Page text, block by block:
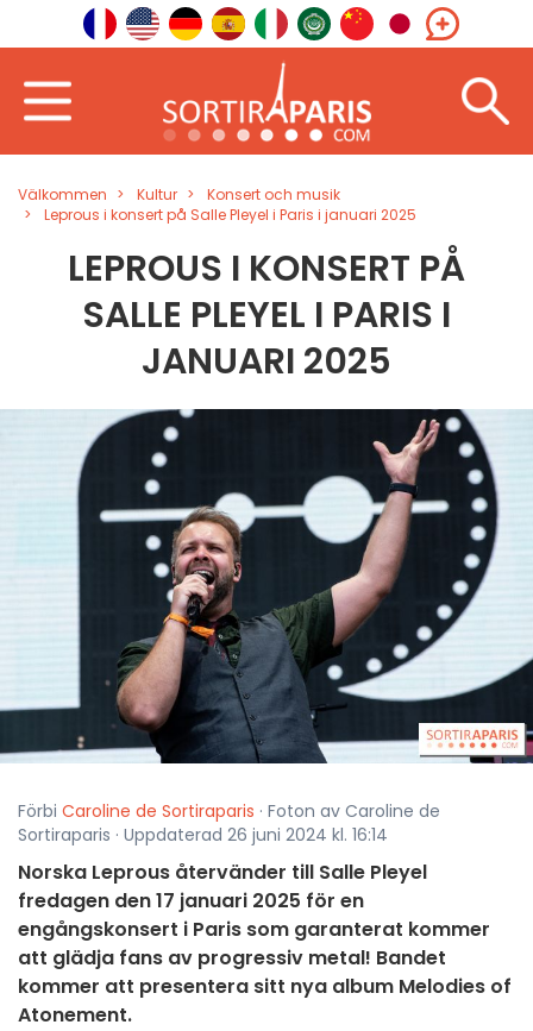
Välkommen Kultur
Konsert och musik
Leprous i konsert på Salle Pleyel i Paris i januari 2025
LEPROUS I KONSERT PÅ
SALLE PLEYEL I PARIS I
JANUARI 2025
Förbi Caroline de Sortiraparis · Foton av Caroline de
Sortiraparis · Uppdaterad 26 juni 2024 kl. 16:14
Norska Leprous återvänder till Salle Pleyel
fredagen den 17 januari 2025 för en
engångskonsert i Paris som garanterat kommer
att glädja fans av progressiv metal! Bandet
kommer att presentera sitt nya album Melodies of
Atonement.